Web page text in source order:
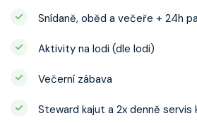
Snídaně, oběd a večeře + 24h
Aktivity na lodi (dle lodi)
Večerní zábava
Steward kajut a 2x denně servis